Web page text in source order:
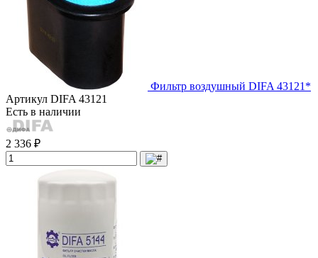
Фильтр воздушный DIFA 43121*
Артикул DIFA 43121
Есть в наличии
2 336 ₽